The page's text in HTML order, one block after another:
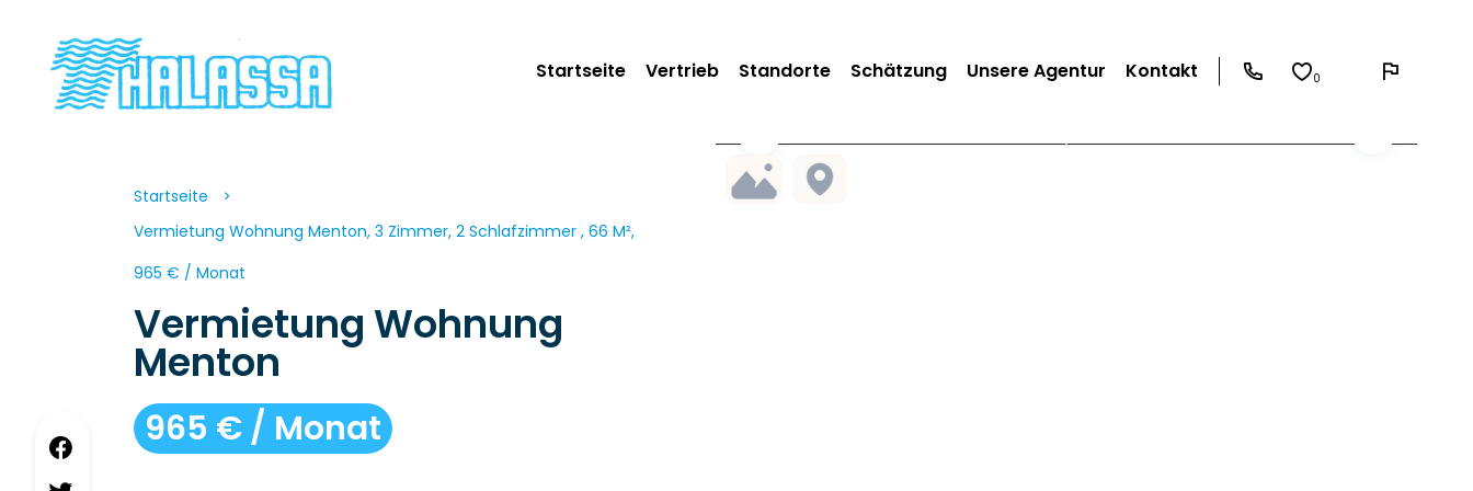
Startseite Vertrieb Standorte Schätzung Unsere Agentur Kontakt 0
Startseite
Vermietung Wohnung Menton, 3 Zimmer, 2 Schlafzimmer , 66 M²,
965 € / Monat
Vermietung Wohnung
Menton
965 € / Monat